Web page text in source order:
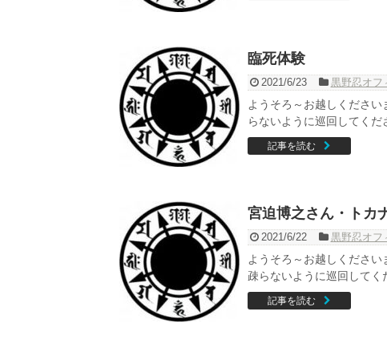
臨死体験
2021/6/23 黒野忍オフ
ようそろ～お越しくださ
らないように巡回してくだ
記事を読む
宮迫博之さん・トカ
2021/6/22 黒野忍オフ
ようそろ～お越しくださ
疎らないように巡回してく
記事を読む